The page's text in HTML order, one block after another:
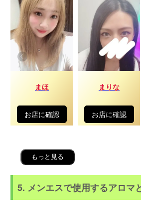
まほ
お店に確認
まりな
お店に確認
もっと見る
5. メンエスで使用するアロマ